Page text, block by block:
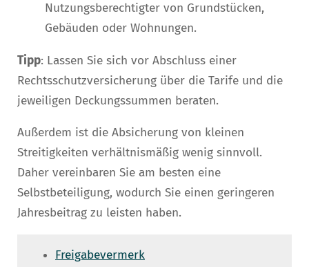
Nutzungsberechtigter von Grundstücken,
Gebäuden oder Wohnungen.
Tipp: Lassen Sie sich vor Abschluss einer
Rechtsschutzversicherung über die Tarife und die
jeweiligen Deckungssummen beraten.
Außerdem ist die Absicherung von kleinen
Streitigkeiten verhältnismäßig wenig sinnvoll.
Daher vereinbaren Sie am besten eine
Selbstbeteiligung, wodurch Sie einen geringeren
Jahresbeitrag zu leisten haben.
Freigabevermerk